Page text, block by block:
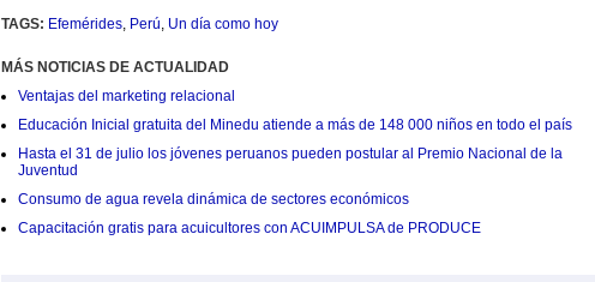
TAGS: Efemérides, Perú, Un día como hoy
MÁS NOTICIAS DE ACTUALIDAD
Ventajas del marketing relacional
Educación Inicial gratuita del Minedu atiende a más de 148 000 niños en todo el país
Hasta el 31 de julio los jóvenes peruanos pueden postular al Premio Nacional de la
Juventud
Consumo de agua revela dinámica de sectores económicos
Capacitación gratis para acuicultores con ACUIMPULSA de PRODUCE